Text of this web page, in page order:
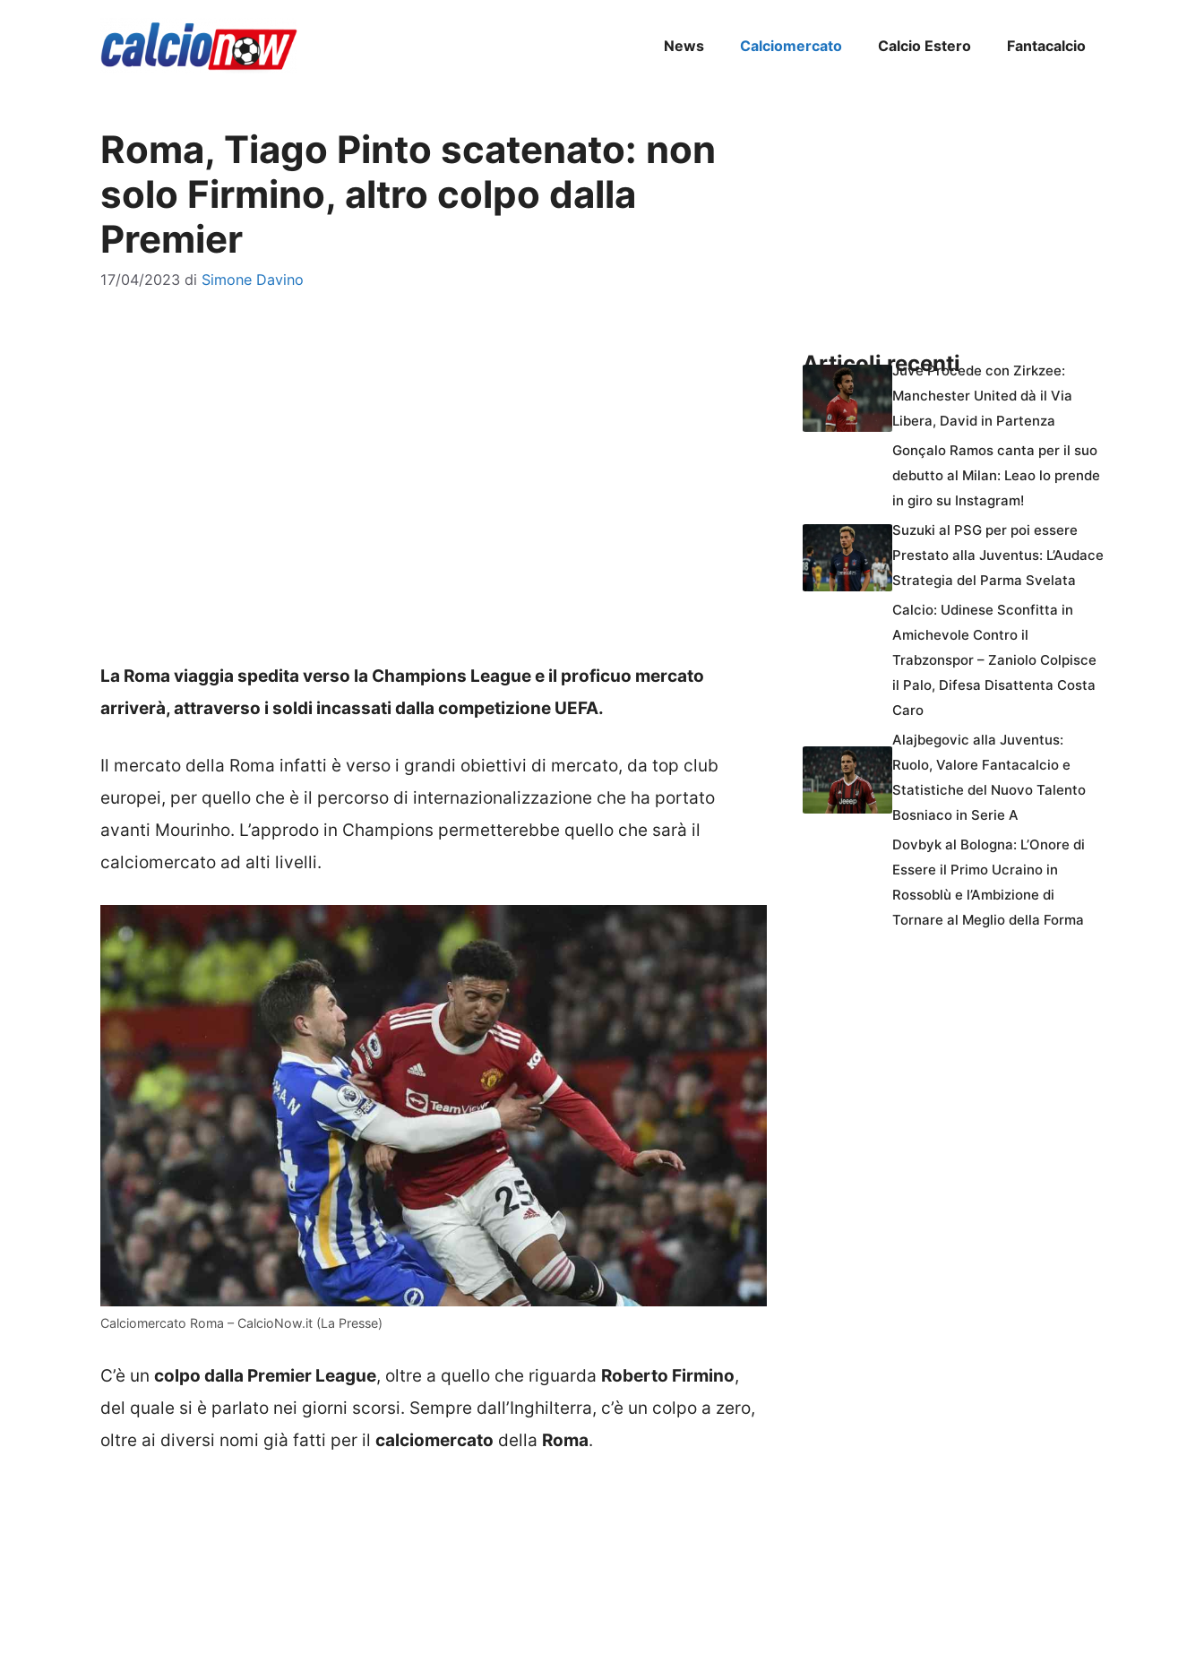
News Calciomercato Calcio Estero Fantacalcio
Roma, Tiago Pinto scatenato: non
solo Firmino, altro colpo dalla
Premier
17/04/2023 di Simone Davino
La Roma viaggia spedita verso la Champions League e il proficuo mercato
arriverà, attraverso i soldi incassati dalla competizione UEFA.
Il mercato della Roma infatti è verso i grandi obiettivi di mercato, da top club
europei, per quello che è il percorso di internazionalizzazione che ha portato
avanti Mourinho. L’approdo in Champions permetterebbe quello che sarà il
calciomercato ad alti livelli.
Calciomercato Roma – CalcioNow.it (La Presse)
C’è un colpo dalla Premier League, oltre a quello che riguarda Roberto Firmino,
del quale si è parlato nei giorni scorsi. Sempre dall’Inghilterra, c’è un colpo a zero,
oltre ai diversi nomi già fatti per il calciomercato della Roma.
Articoli recentiJuve Procede con Zirkzee:
Manchester United dà il Via
Libera, David in Partenza
Gonçalo Ramos canta per il suo
debutto al Milan: Leao lo prende
in giro su Instagram!
Suzuki al PSG per poi essere
Prestato alla Juventus: L’Audace
Strategia del Parma Svelata
Calcio: Udinese Sconfitta in
Amichevole Contro il
Trabzonspor – Zaniolo Colpisce
il Palo, Difesa Disattenta Costa
Caro
Alajbegovic alla Juventus:
Ruolo, Valore Fantacalcio e
Statistiche del Nuovo Talento
Bosniaco in Serie A
Dovbyk al Bologna: L’Onore di
Essere il Primo Ucraino in
Rossoblù e l’Ambizione di
Tornare al Meglio della Forma